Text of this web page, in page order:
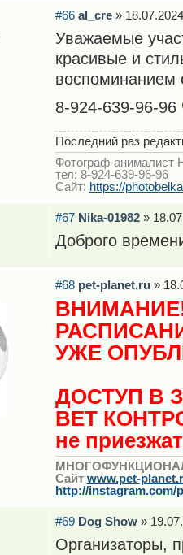
#66 al_cre»
Уважаемые
красивые и
воспоминанием
8-924-639-96-96
Последний раз
Фотограф-анималист
тел: 8-924-639-96-96
Сайт: https://
#67 Nika-01982»
Доброго
#68 pet-planet.ru »
УЖЕ
ДОСТУП В
ВЕТ
не
Сайт www.pet-
http://instagram.com/
#69 Dog Show»
Организаторы,